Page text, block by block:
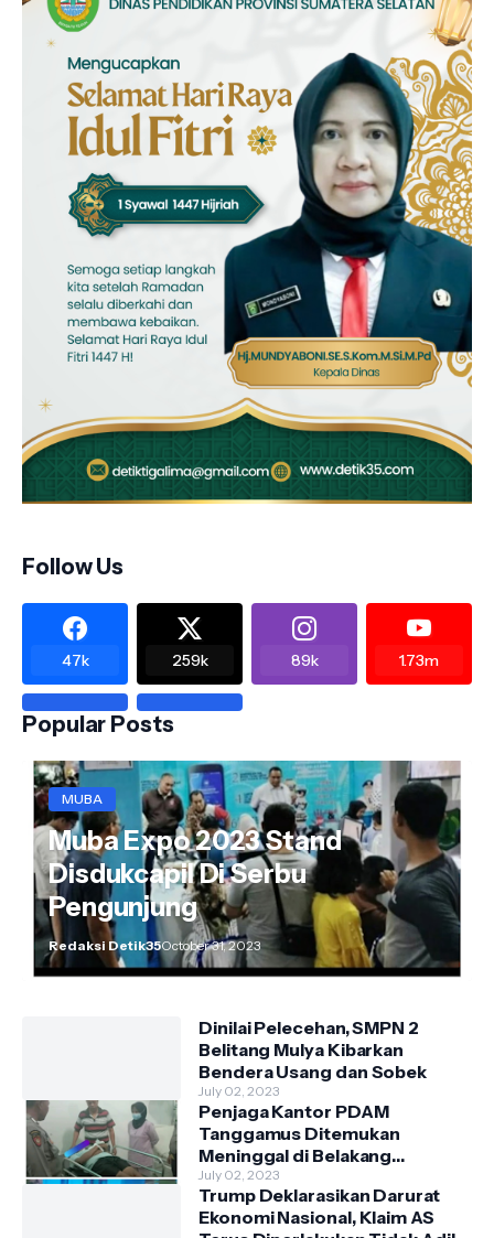
Follow Us
47k 259k 89k 1.73m
Popular Posts
MUBA
Muba Expo 2023 Stand
Disdukcapil Di Serbu
Pengunjung
Redaksi Detik35October 31, 2023
Dinilai Pelecehan, SMPN 2
Belitang Mulya Kibarkan
Bendera Usang dan Sobek
July 02, 2023
Penjaga Kantor PDAM
Tanggamus Ditemukan
Meninggal di Belakang
Kantornya.
July 02, 2023
Trump Deklarasikan Darurat
Ekonomi Nasional, Klaim AS